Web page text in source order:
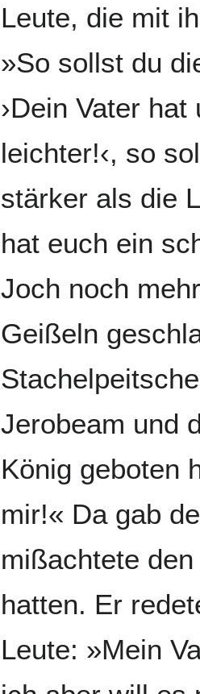
Leute, die mit
»So sollst du
›Dein Vater
leichter!‹, so
stärker als die
hat euch ein
Joch noch
Geißeln
Jerobeam und
König geboten
mir!« Da gab
mißachtete
hatten. Er
Leute: »Mein